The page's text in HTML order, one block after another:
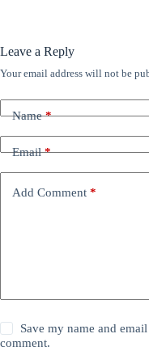
Leave a Reply
Your email address will not be
Name*
Email*
Add Comment *
Save my name and
comment.